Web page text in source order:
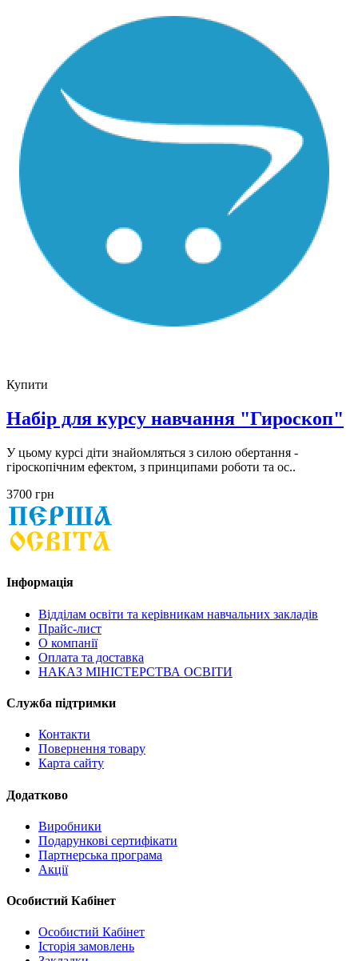
Купити
Набір для курсу навчання "Гироскоп"
У цьому курсі діти знайомляться з силою обертання -
гіроскопічним ефектом, з принципами роботи та ос..
3700 грн
Інформація
Відділам освіти та керівникам навчальних закладів
Прайс-лист
О компанії
Оплата та доставка
НАКАЗ МІНІСТЕРСТВА ОСВІТИ
Служба підтримки
Контакти
Повернення товару
Карта сайту
Додатково
Виробники
Подарункові сертифікати
Партнерська програма
Акції
Особистий Кабінет
Особистий Кабінет
Історія замовлень